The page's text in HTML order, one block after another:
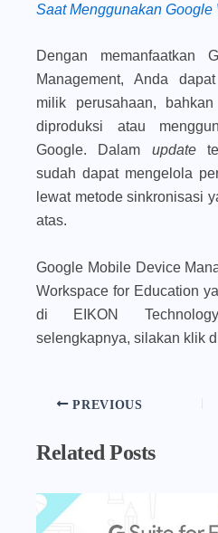
Saat Menggunakan Google
Dengan memanfaatkan
Management, Anda
milik perusahaan,
diproduksi atau
Google. Dalam update
sudah dapat mengelola
lewat metode sinkronisasi
atas.
Google Mobile Device
Workspace for Education
di EIKON
selengkapnya, silakan klik
PREVIOUS
Related Posts